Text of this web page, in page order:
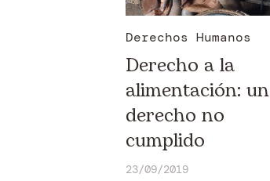
Derechos Humanos
Derecho a la
alimentación: un
derecho no
cumplido
23/09/2019